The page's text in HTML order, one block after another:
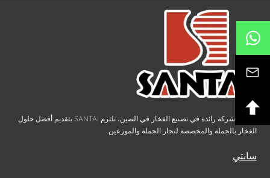
بصفتها شركة رائدة في تصنيع الفخار في الصين، تلتزم SANTAI بتقديم أفضل حلول
الفخار بالجملة والمخصصة لتجار الجملة والموزعين.
سانتي